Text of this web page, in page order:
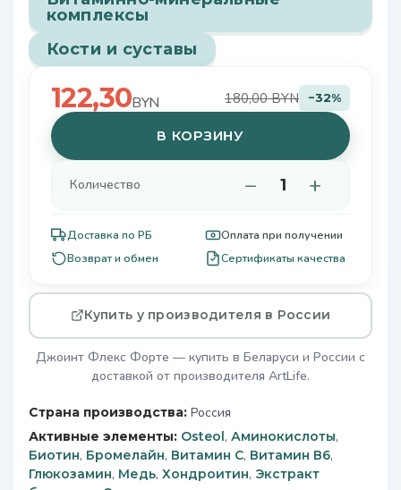
Страна производства: Россия
Активные элементы: Osteol, Аминокислоты,
Биотин, Бромелайн, Витамин C, Витамин В6,
Глюкозамин, Медь, Хондроитин, Экстракт
комплексы
Кости и суставы
122,30BYN 180,00 BYN −32%
В КОРЗИНУ
Количество − +
Доставка по РБ
Оплата при получении
Возврат и обмен
Сертификаты качества
Купить у производителя в России
Джоинт Флекс Форте — купить в Беларуси и России с
доставкой от производителя ArtLife.